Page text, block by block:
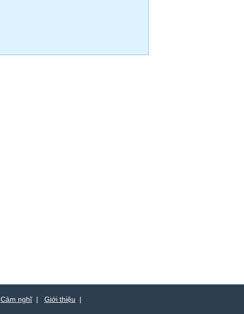
Cảm nghĩ| Giới thiệu |